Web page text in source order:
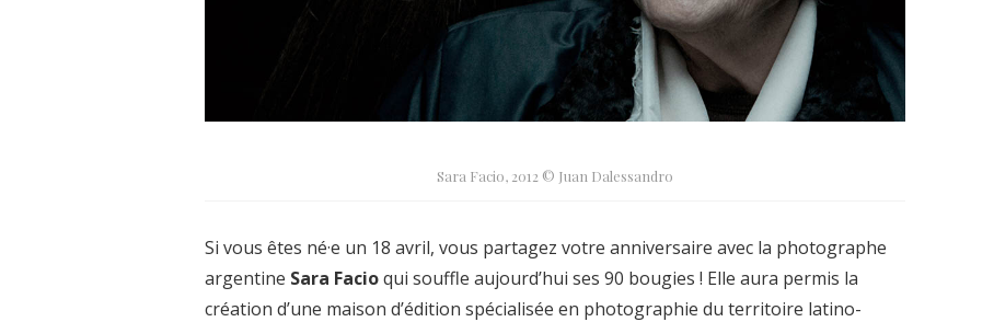
Sara Facio, 2012 © Juan Dalessandro
Si vous êtes né·e un 18 avril, vous partagez votre anniversaire avec la photographe
argentine Sara Facioqui souffle aujourd’hui ses 90 bougies ! Elle aura permis la
création d’une maison d’édition spécialisée en photographie du territoire latino-